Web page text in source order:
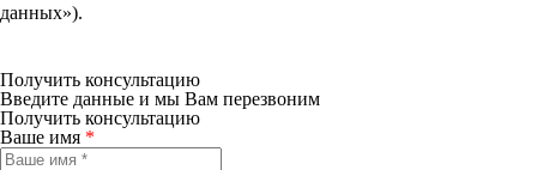
данных»).
Получить консультацию
Введите данные и мы Вам перезвоним
Получить консультацию
Ваше имя *